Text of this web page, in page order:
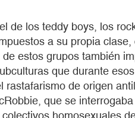
de los teddy boys, los
a su propia
estos grupos también
que durante
de origen
que se
homosexuales